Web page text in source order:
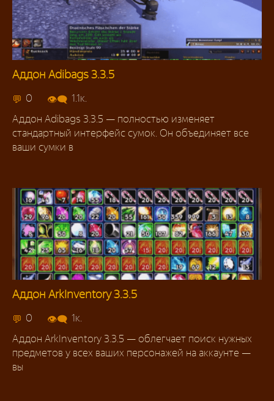
Аддон Adibags 3.3.5
0
1.1к.
Аддон Adibags 3.3.5 — полностью изменяет
стандартный интерфейс сумок. Он объединяет все
ваши сумки в
Аддон ArkInventory 3.3.5
0
1к.
Аддон ArkInventory 3.3.5 — облегчает поиск нужных
предметов у всех ваших персонажей на аккаунте —
вы